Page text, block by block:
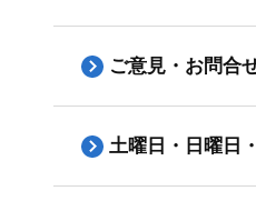
ご意見・お問合
土曜日・日曜日